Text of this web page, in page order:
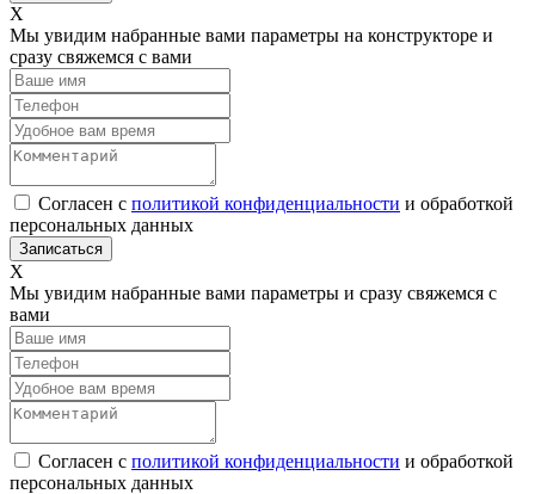
Х
Мы увидим набранные вами параметры на конструкторе и
сразу свяжемся с вами
Согласен с политикой конфиденциальности и обработкой
персональных данных
Х
Мы увидим набранные вами параметры и сразу свяжемся с
вами
Согласен с политикой конфиденциальности и обработкой
персональных данных